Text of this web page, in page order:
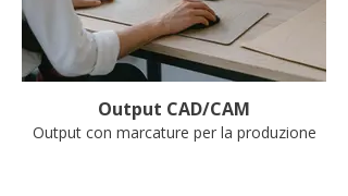
Output CAD/CAM
Output con marcature per la produzione